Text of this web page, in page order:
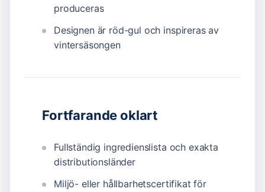
produceras
Designen är röd-gul och inspireras av
vintersäsongen
Fortfarande oklart
Fullständig ingredienslista och exakta
distributionsländer
Miljö- eller hållbarhetscertifikat för